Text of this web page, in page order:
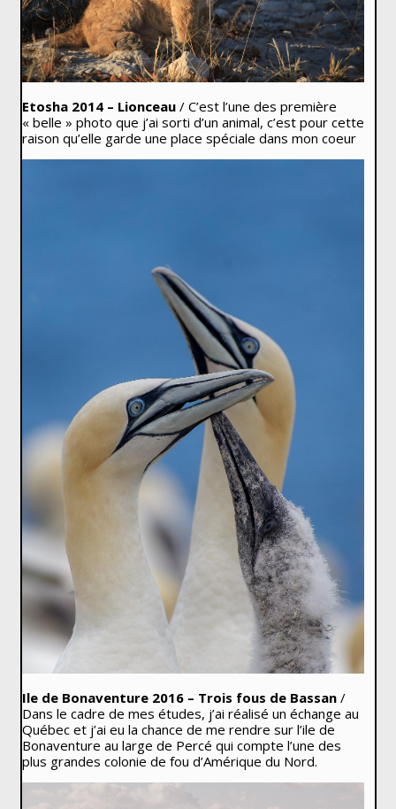
Etosha 2014 – Lionceau / C’est l’une des première
« belle » photo que j’ai sorti d’un animal, c’est pour cette
raison qu’elle garde une place spéciale dans mon coeur
Ile de Bonaventure 2016 – Trois fous de Bassan /
Dans le cadre de mes études, j’ai réalisé un échange au
Québec et j’ai eu la chance de me rendre sur l’ile de
Bonaventure au large de Percé qui compte l’une des
plus grandes colonie de fou d’Amérique du Nord.